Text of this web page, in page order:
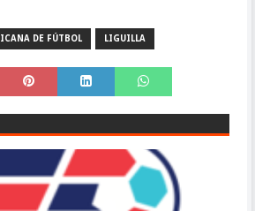
DE FÚTBOL LIGUILLA